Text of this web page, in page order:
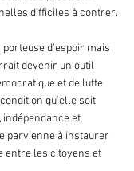
difficiles à contrer.
d’espoir mais
devenir un outil
et de lutte
qu’elle soit
indépendance et
parvienne à instaurer
entre les citoyens et